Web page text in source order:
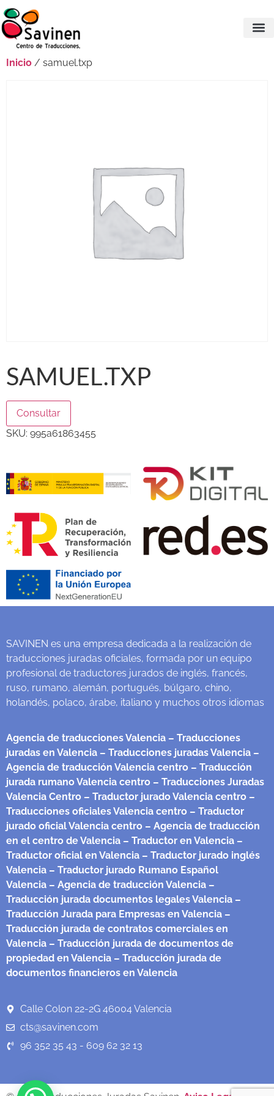
Inicio / samuel.txp
SAMUEL.TXP
Consultar
SKU: 995a61863455
SAVINEN es una empresa dedicada a la realización de
traducciones juradas oficiales, formada por un equipo
profesional de traductores jurados de inglés, francés,
ruso, rumano, alemán, portugués, búlgaro, chino,
holandés, polaco, árabe, italiano y muchos otros idiomas
Agencia de traducciones Valencia – Traducciones
juradas en Valencia – Traducciones juradas Valencia –
Agencia de traducción Valencia centro – Traducción
jurada rumano Valencia centro – Traducciones Juradas
Valencia Centro – Traductor jurado Valencia centro –
Traducciones oficiales Valencia centro – Traductor
jurado oficial Valencia centro – Agencia de traducción
en el centro de Valencia – Traductor en Valencia –
Traductor oficial en Valencia – Traductor jurado inglés
Valencia – Traductor jurado Rumano Español
Valencia – Agencia de traducción Valencia –
Traducción jurada documentos legales Valencia –
Traducción Jurada para Empresas en Valencia –
Traducción jurada de contratos comerciales en
Valencia – Traducción jurada de documentos de
propiedad en Valencia – Traducción jurada de
documentos financieros en Valencia
Calle Colon 22-2G 46004 Valencia
cts@savinen.com
96 352 35 43 - 609 62 32 13